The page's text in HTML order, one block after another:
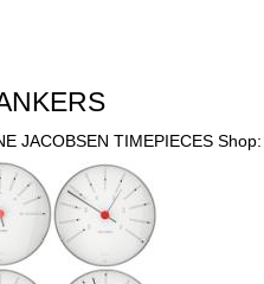
JACOBSEN TIMEPIECES Shop: